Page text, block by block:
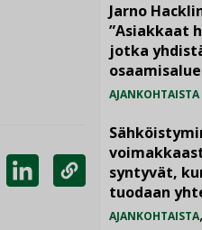
LINKEDINISSÄ
KOPIOI
LINKKI
Jarno
”Asiakkaat
jotka
AJANKOHTAISTA
syntyvät,
tuodaan
AJANKOHTAISTA,